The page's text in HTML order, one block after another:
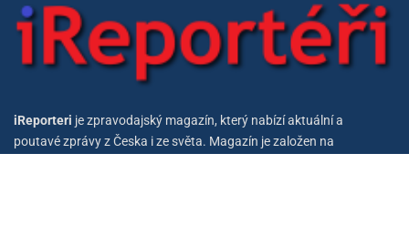
iReporteri je zpravodajský magazín, který nabízí aktuální a
poutavé zprávy z Česka i ze světa. Magazín je založen na